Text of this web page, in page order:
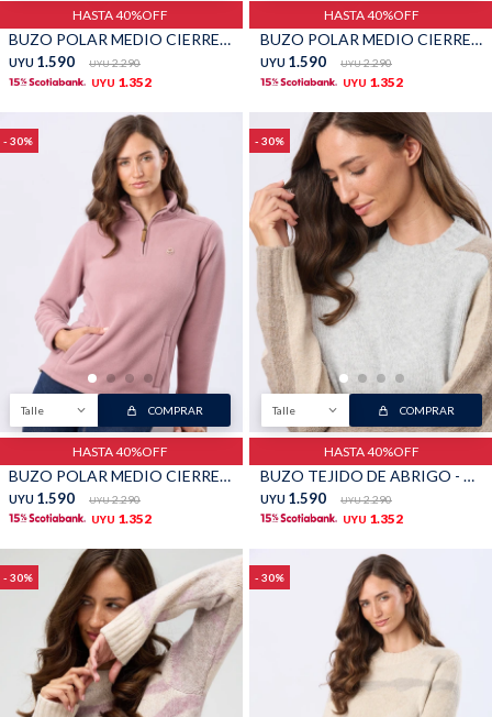
HASTA 40%OFF
BUZO POLAR MEDIO CIERRE - Azul
UYU 1.590 UYU 2.290
UYU 1.352
HASTA 40%OFF
BUZO POLAR MEDIO CIERRE - Negro
UYU 1.590 UYU 2.290
UYU 1.352
30
Talle COMPRAR
HASTA 40%OFF
BUZO POLAR MEDIO CIERRE - Rosado
UYU 1.590 UYU 2.290
UYU 1.352
30
Talle COMPRAR
HASTA 40%OFF
BUZO TEJIDO DE ABRIGO - Gris
UYU 1.590 UYU 2.290
UYU 1.352
30 30